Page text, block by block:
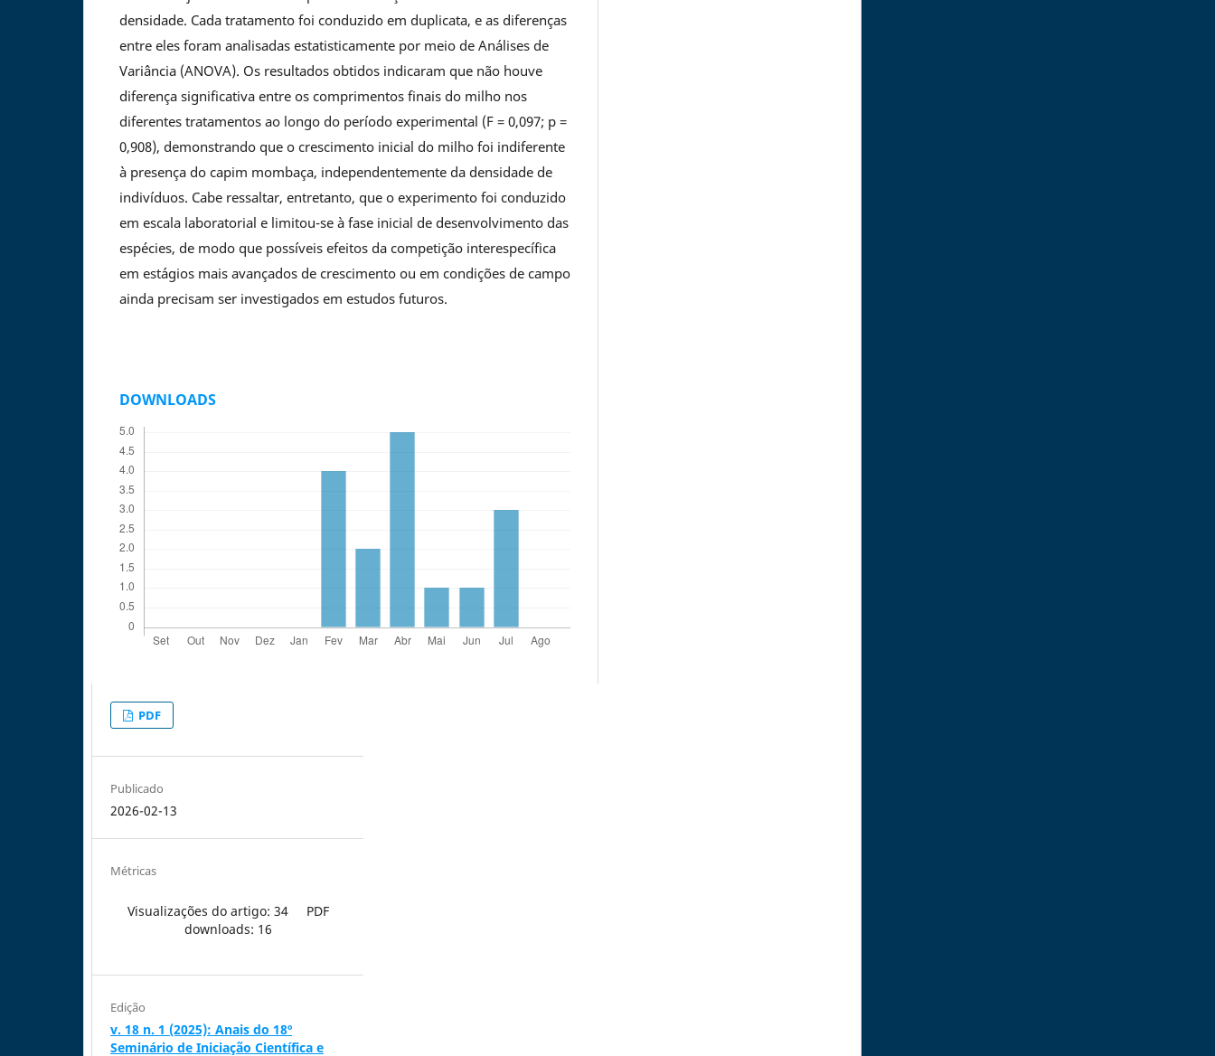
densidade. Cada tratamento foi conduzido em duplicata, e as diferenças
entre eles foram analisadas estatisticamente por meio de Análises de
Variância (ANOVA). Os resultados obtidos indicaram que não houve
diferença significativa entre os comprimentos finais do milho nos
diferentes tratamentos ao longo do período experimental (F = 0,097; p =
0,908), demonstrando que o crescimento inicial do milho foi indiferente
à presença do capim mombaça, independentemente da densidade de
indivíduos. Cabe ressaltar, entretanto, que o experimento foi conduzido
em escala laboratorial e limitou-se à fase inicial de desenvolvimento das
espécies, de modo que possíveis efeitos da competição interespecífica
em estágios mais avançados de crescimento ou em condições de campo
ainda precisam ser investigados em estudos futuros.
DOWNLOADS
PDF
Publicado
2026-02-13
Métricas
Visualizações do artigo: 34
PDF
downloads: 16
Edição
v. 18 n. 1 (2025): Anais do 18º
Seminário de Iniciação Científica e